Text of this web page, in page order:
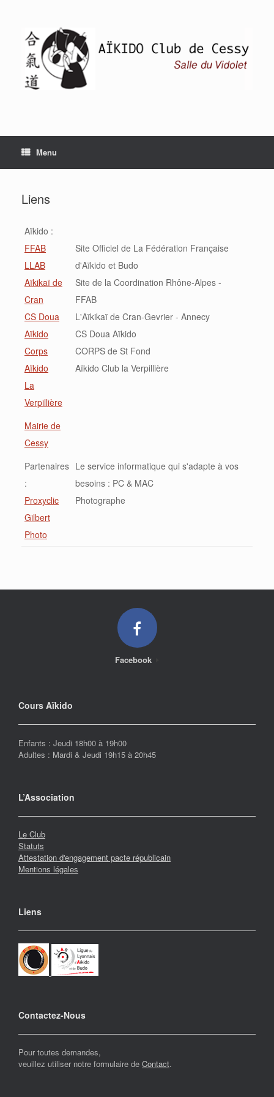
Menu
Liens
Aïkido :
FFAB
LLAB
Aïkikaï de
Cran
CS Doua
Aïkido
Corps
Aïkido
La
Verpillière
Site Officiel de La Fédération Française
d'Aïkido et Budo
Site de la Coordination Rhône-Alpes -
FFAB
L'Aïkikaï de Cran-Gevrier - Annecy
CS Doua Aïkido
CORPS de St Fond
Aïkido Club la Verpillière
Mairie de
Cessy
Partenaires
:
Proxyclic
Gilbert
Photo
Le service informatique qui s'adapte à vos
besoins : PC & MAC
Photographe
Facebook
Cours Aïkido
Enfants : Jeudi 18h00 à 19h00
Adultes : Mardi & Jeudi 19h15 à 20h45
L’Association
Le Club
Statuts
Attestation d'engagement pacte républicain
Mentions légales
Liens
Contactez-Nous
Pour toutes demandes,
veuillez utiliser notre formulaire de Contact.